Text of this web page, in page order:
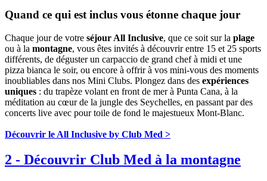
Quand ce qui est inclus vous étonne chaque jour
Chaque jour de votre séjour All Inclusive, que ce soit sur la plage
ou à la montagne, vous êtes invités à découvrir entre 15 et 25 sports
différents, de déguster un carpaccio de grand chef à midi et une
pizza bianca le soir, ou encore à offrir à vos mini-vous des moments
inoubliables dans nos Mini Clubs. Plongez dans des expériences
uniques : du trapèze volant en front de mer à Punta Cana, à la
méditation au cœur de la jungle des Seychelles, en passant par des
concerts live avec pour toile de fond le majestueux Mont-Blanc.
Découvrir le All Inclusive by Club Med >
2 - Découvrir Club Med à la montagne